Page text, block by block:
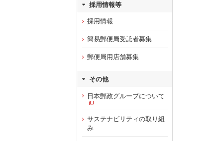
採用情報等
採用情報
簡易郵便局受託者募集
郵便局用店舗募集
その他
日本郵政グループについて
サステナビリティの取り組
み